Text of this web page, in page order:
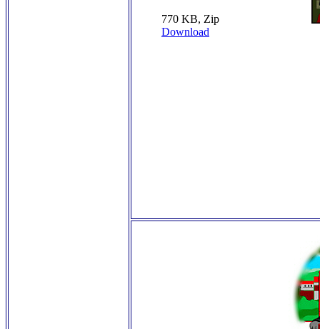
770 KB, Zip
Download